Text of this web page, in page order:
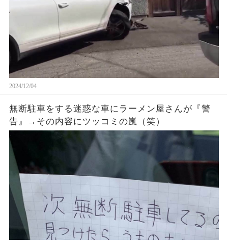
2024/12/04
無断駐車をする迷惑な車にラーメン屋さんが『警
告』→その内容にツッコミの嵐（笑）